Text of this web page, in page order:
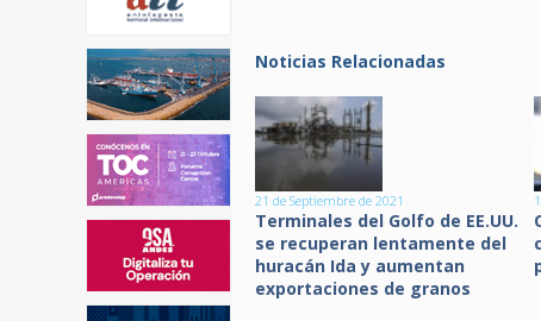
Noticias Relacionadas
21 de Septiembre de 2021
Terminales del Golfo de EE.UU.
se recuperan lentamente del
huracán Ida y aumentan
exportaciones de granos